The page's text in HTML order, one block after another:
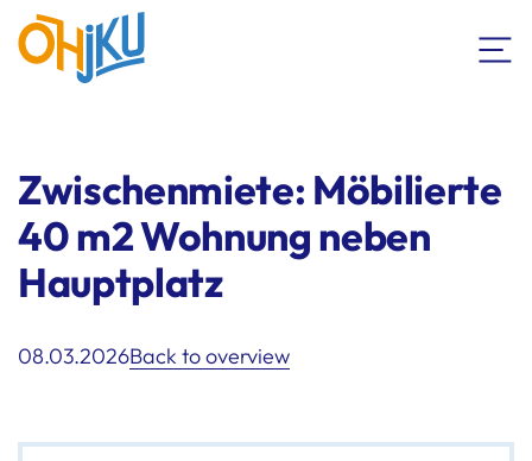
Zwischenmiete: Möbilierte
40 m2 Wohnung neben
Hauptplatz
08.03.2026Back to overview